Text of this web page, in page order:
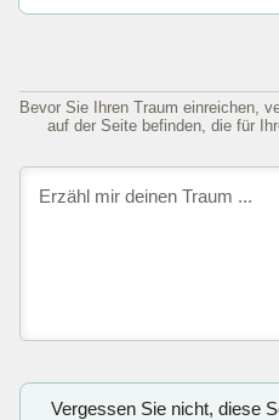
Bevor Sie Ihren Traum einreichen,
auf der Seite befinden, die für
Vergessen Sie nicht, diese